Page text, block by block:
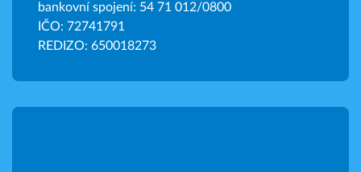
bankovní spojení: 54 71 012/0800
IČO: 72741791
REDIZO: 650018273